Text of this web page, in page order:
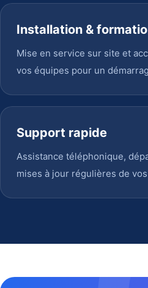
Installation &
Mise en service sur site et
vos équipes pour un
Support rapide
Assistance téléphonique,
mises à jour régulières de